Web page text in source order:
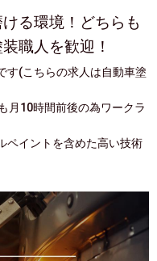
る環境！どちらも
職人を歓迎！
す(こちらの求人は自動車塗
月10時間前後の為ワークラ
ペイントを含めた高い技術